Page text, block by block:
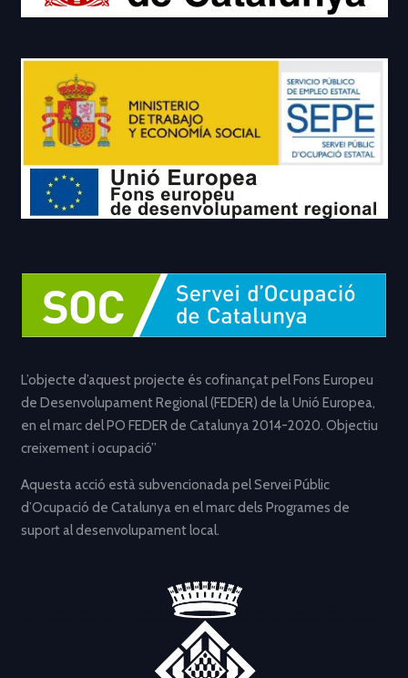
L’objecte d’aquest projecte és cofinançat pel Fons Europeu
de Desenvolupament Regional (FEDER) de la Unió Europea,
en el marc del PO FEDER de Catalunya 2014-2020. Objectiu
creixement i ocupació”
Aquesta acció està subvencionada pel Servei Públic
d’Ocupació de Catalunya en el marc dels Programes de
suport al desenvolupament local.